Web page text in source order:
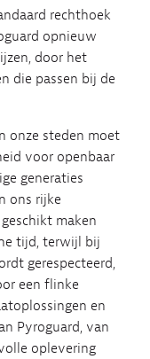
rechthoek
opnieuw
door het
die passen bij de
onze steden moet
voor openbaar
generaties
ons rijke
maken
tijd, terwijl bij
gerespecteerd,
een flinke
en
Pyroguard, van
oplevering